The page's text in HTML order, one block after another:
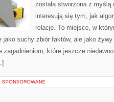
została stworzona z
interesują się tym, jak
relacje. To miejsce, w
jako suchy zbiór faktów, ale jako
które jeszcze niedawno
SPONSOROWANE